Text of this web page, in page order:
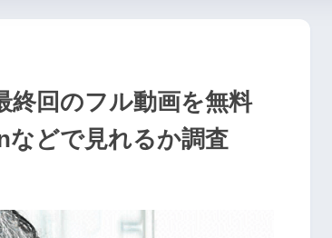
終回のフル動画を無料
どで見れるか調査